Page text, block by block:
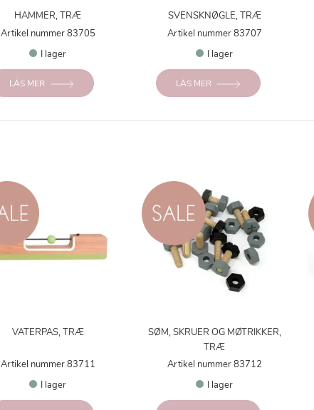
HAMMER, TRÆ
Artikel nummer 83705
I lager
LÄS MER
SVENSKNØGLE, TRÆ
Artikel nummer 83707
I lager
LÄS MER
VATERPAS, TRÆ
Artikel nummer 83711
I lager
SØM, SKRUER OG MØTRIKKER,
TRÆ
Artikel nummer 83712
I lager